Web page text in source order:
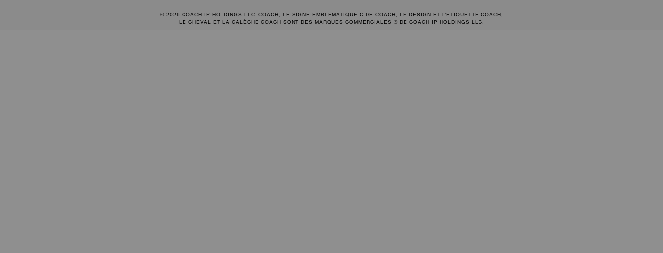
© 2026 COACH IP HOLDINGS LLC. COACH, LE SIGNE EMBLÉMATIQUE C DE COACH, LE DESIGN ET L’ÉTIQUETTE COACH,
LE CHEVAL ET LA CALÈCHE COACH SONT DES MARQUES COMMERCIALES ® DE COACH IP HOLDINGS LLC.